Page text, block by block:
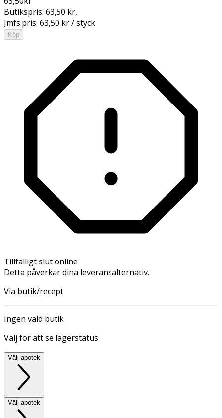
Butikspris: 63,50 kr,
Jmfs.pris: 63,50 kr / styck
Köp
Tillfälligt slut online
Detta påverkar dina leveransalternativ.
Via butik/recept
Ingen vald butik
Välj för att se lagerstatus
Välj apotek
Välj apotek